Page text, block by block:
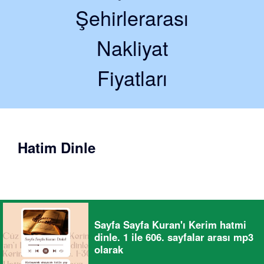
Şehirlerarası
Nakliyat
Fiyatları
Hatim Dinle
Sayfa Sayfa Kuran'ı Kerim hatmi
dinle. 1 ile 606. sayfalar arası mp3
olarak